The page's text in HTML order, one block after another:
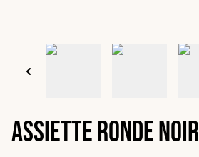
Assiette ronde noir